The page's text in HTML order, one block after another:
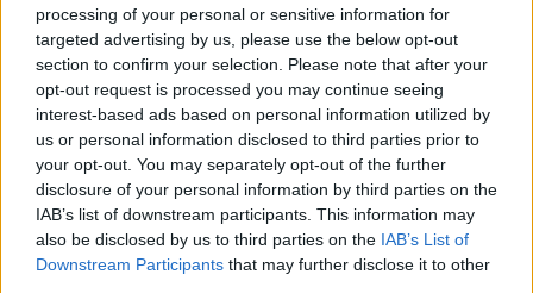
processing of your personal or sensitive information for
targeted advertising by us, please use the below opt-out
section to confirm your selection. Please note that after your
opt-out request is processed you may continue seeing
interest-based ads based on personal information utilized by
us or personal information disclosed to third parties prior to
your opt-out. You may separately opt-out of the further
disclosure of your personal information by third parties on the
IAB’s list of downstream participants. This information may
also be disclosed by us to third parties on the IAB’s List of
Downstream Participants that may further disclose it to other
Žiūrimiausi įrašai
00:00:30
Vaizdai iš tragiškos avarijos Vilniaus r.: dviejų moterų ir
vaiko gyvybių išgelbėti nepavyko
Žinios | Lietuvos diena
00:00:57
Savaitės vidurys nusimato karštas: temperatūra kils iki